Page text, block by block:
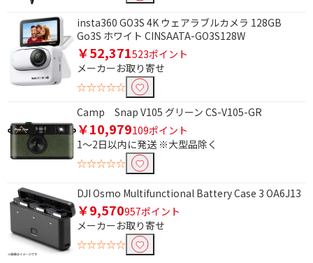
insta360 GO3S 4K ウェアラブルカメラ 128GB
Go3S ホワイト CINSAATA-GO3S128W
￥52,371523ポイント
メーカーお取り寄せ
☆☆☆☆☆
Camp Snap V105 グリーン CS-V105-GR
￥10,979109ポイント
1～2日以内に発送 ※大型品除く
☆☆☆☆☆
DJI Osmo Multifunctional Battery Case 3 OA6J13
￥9,570957ポイント
メーカーお取り寄せ
☆☆☆☆☆
条件で絞り込む
フリーワードで絞り込む
除外する
除外する にチェックを入れると、指定したワード
を除外して検索します。
価格で絞り込む